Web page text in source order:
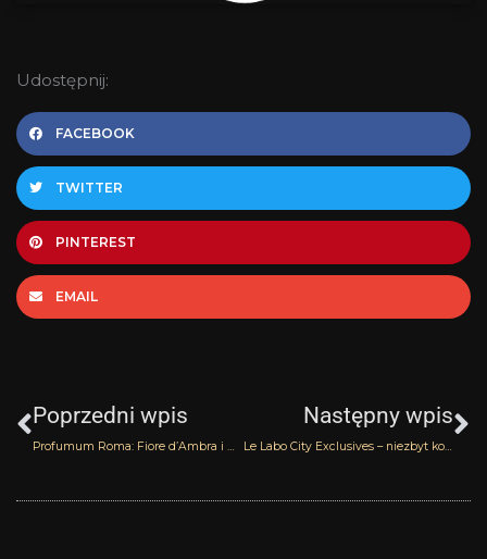
Udostępnij:
FACEBOOK
TWITTER
PINTEREST
EMAIL
Poprzedni wpis
Profumum Roma: Fiore d’Ambra i Ambra Aurea
Następny wpis
Le Labo City Exclusives – niezbyt konkretnie, ale nie o niczym